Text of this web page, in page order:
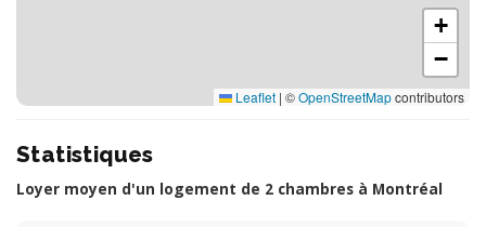
+
−
Leaflet | ©OpenStreetMapcontributors
Statistiques
Loyer moyen d'un logement de 2 chambres à Montréal